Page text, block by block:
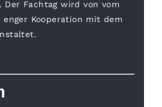
Der Fachtag wird von vom
Kooperation mit dem